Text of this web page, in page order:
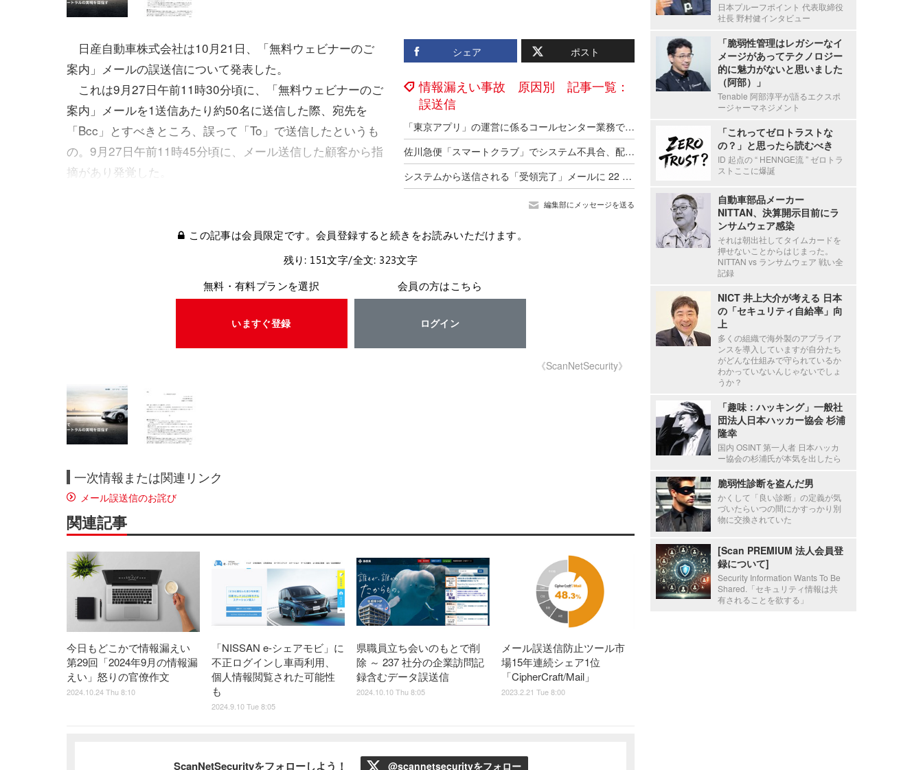
シェア ポスト
情報漏えい事故 原因別 記事一覧：
誤送信
「東京アプリ」の運営に係るコールセンター業務で1名の個人情報漏えい
佐川急便「スマートクラブ」でシステム不具合、配達予定通知メールの一部で本来と異なる顧客情報を表示
システムから送信される「受領完了」メールに 22 名の個人情報記載
編集部にメッセージを送る
日産自動車株式会社は10月21日、「無料ウェビナーのご
案内」メールの誤送信について発表した。
これは9月27日午前11時30分頃に、「無料ウェビナーのご
案内」メールを1送信あたり約50名に送信した際、宛先を
「Bcc」とすべきところ、誤って「To」で送信したというも
の。9月27日午前11時45分頃に、メール送信した顧客から指
摘があり発覚した。
この記事は会員限定です。会員登録すると続きをお読みいただけます。
残り: 151文字/全文: 323文字
無料・有料プランを選択
いますぐ登録
会員の方はこちら
ログイン
《ScanNetSecurity》
一次情報または関連リンク
メール誤送信のお詫び
関連記事
今日もどこかで情報漏えい
第29回「2024年9月の情報漏
えい」怒りの官僚作文
2024.10.24 Thu 8:10
「NISSAN e-シェアモビ」に
不正ログインし車両利用、
個人情報閲覧された可能性
も
2024.9.10 Tue 8:05
県職員立ち会いのもとで削
除 ～ 237 社分の企業訪問記
録含むデータ誤送信
2024.10.10 Thu 8:05
メール誤送信防止ツール市
場15年連続シェア1位
「CipherCraft/Mail」
2023.2.21 Tue 8:00
ScanNetSecurityをフォローしよう！ @scannetsecurityをフォロー
日本プルーフポイント 代表取締役
社長 野村健インタビュー
「脆弱性管理はレガシーなイ
メージがあってテクノロジー
的に魅力がないと思いました
（阿部）」
Tenable 阿部淳平が語るエクスポ
ージャーマネジメント
「これってゼロトラストな
の？」と思ったら読むべき
ID 起点の “ HENNGE流 ” ゼロトラ
ストここに爆誕
自動車部品メーカー
NITTAN、決算開示目前にラ
ンサムウェア感染
それは朝出社してタイムカードを
押せないことからはじまった。
NITTAN vs ランサムウェア 戦い全
記録
NICT 井上大介が考える 日本
の「セキュリティ自給率」向
上
多くの組織で海外製のアプライア
ンスを導入していますが自分たち
がどんな仕組みで守られているか
わかっていないんじゃないでしょ
うか？
「趣味：ハッキング」一般社
団法人日本ハッカー協会 杉浦
隆幸
国内 OSINT 第一人者 日本ハッカ
ー協会の杉浦氏が本気を出したら
脆弱性診断を盗んだ男
かくして「良い診断」の定義が気
づいたらいつの間にかすっかり別
物に交換されていた
[Scan PREMIUM 法人会員登
録について]
Security Information Wants To Be
Shared.「セキュリティ情報は共
有されることを欲する」